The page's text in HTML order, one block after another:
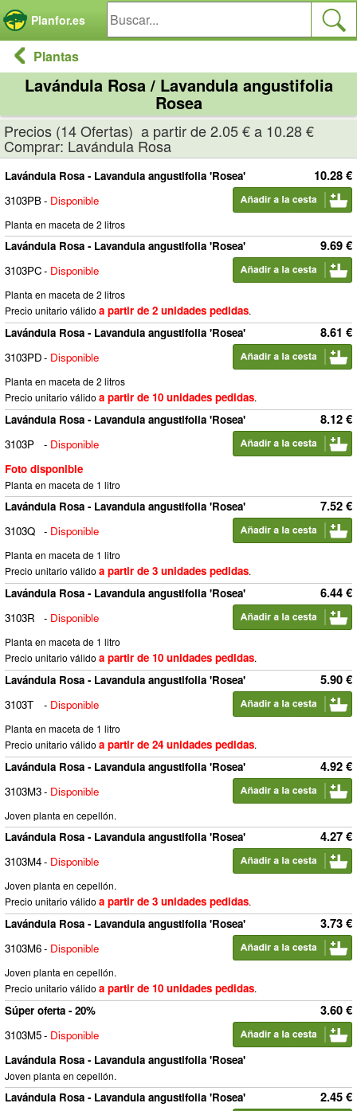
Planfor.es
Plantas
Lavándula Rosa / Lavandula angustifolia
Rosea
Precios (14 Ofertas) a partir de 2.05 € a 10.28 €
Comprar: Lavándula Rosa
10.28 €
Lavándula Rosa - Lavandula angustifolia 'Rosea'
3103PB- Disponible
Planta en maceta de 2 litros
9.69 €
Lavándula Rosa - Lavandula angustifolia 'Rosea'
3103PC- Disponible
Planta en maceta de 2 litros
Precio unitario válido a partir de 2 unidades pedidas.
8.61 €
Lavándula Rosa - Lavandula angustifolia 'Rosea'
3103PD- Disponible
Planta en maceta de 2 litros
Precio unitario válido a partir de 10 unidades pedidas.
8.12 €
Lavándula Rosa - Lavandula angustifolia 'Rosea'
3103P
- Disponible
Foto disponible
Planta en maceta de 1 litro
7.52 €
Lavándula Rosa - Lavandula angustifolia 'Rosea'
3103Q - Disponible
Planta en maceta de 1 litro
Precio unitario válido a partir de 3 unidades pedidas.
6.44 €
Lavándula Rosa - Lavandula angustifolia 'Rosea'
3103R
- Disponible
Planta en maceta de 1 litro
Precio unitario válido a partir de 10 unidades pedidas.
5.90 €
Lavándula Rosa - Lavandula angustifolia 'Rosea'
3103T
- Disponible
Planta en maceta de 1 litro
Precio unitario válido a partir de 24 unidades pedidas.
4.92 €
Lavándula Rosa - Lavandula angustifolia 'Rosea'
3103M3- Disponible
Joven planta en cepellón.
4.27 €
Lavándula Rosa - Lavandula angustifolia 'Rosea'
3103M4- Disponible
Joven planta en cepellón.
Precio unitario válido a partir de 3 unidades pedidas.
3.73 €
Lavándula Rosa - Lavandula angustifolia 'Rosea'
3103M6- Disponible
Joven planta en cepellón.
Precio unitario válido a partir de 10 unidades pedidas.
3.60 €
Súper oferta - 20%
3103M5- Disponible
Lavándula Rosa - Lavandula angustifolia 'Rosea'
Joven planta en cepellón.
2.45 €
Lavándula Rosa - Lavandula angustifolia 'Rosea'
Panel de gestión de cookies